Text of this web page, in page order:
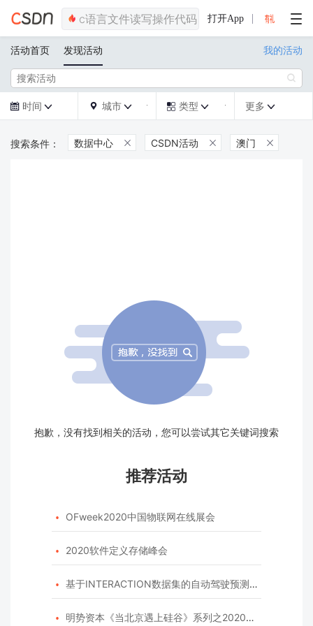
打开App
活动首页 发现活动 我的活动

 时间   城市   类型  更多 
数据中心  CSDN活动  澳门 
抱歉，没有找到相关的活动，您可以尝试其它关键词搜索
推荐活动
 OFweek2020中国物联网在线展会
 2020软件定义存储峰会
 基于INTERACTION数据集的自动驾驶预测模型挑战赛
 明势资本《当北京遇上硅谷》系列之2020年度开源峰会